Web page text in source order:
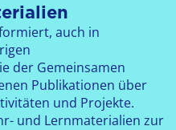
auch in
der Gemeinsamen
Publikationen über
und Projekte.
und Lernmaterialien zur